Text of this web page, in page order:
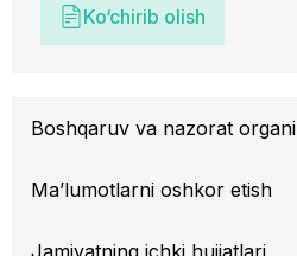
Ko‘chirib olish
Boshqaruv va nazorat organi
Ma’lumotlarni oshkor etish
Jamiyatning ichki hujjatlari